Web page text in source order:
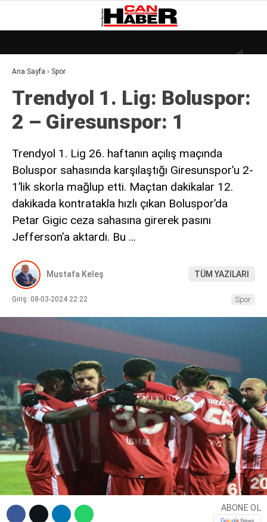
WhatsApp İhbar Hattı
Facebook
Instagram
20.2°
GALERİ
DÜNYA
EKONOMI
KÜLÜR – SANAT
MAGAZIN
SAĞLIK
POLITIKA
ASAYIŞ
DIĞER
Ana Sayfa › Spor
Trendyol 1. Lig: Boluspor:
2 – Giresunspor: 1
Trendyol 1. Lig 26. haftanın açılış maçında
Boluspor sahasında karşılaştığı Giresunspor’u 2-
1’lik skorla mağlup etti. Maçtan dakikalar 12.
dakikada kontratakla hızlı çıkan Boluspor’da
Petar Gigic ceza sahasına girerek pasını
Jefferson’a aktardı. Bu …
Mustafa Keleş TÜM YAZILARI
Giriş: 08-03-2024 22:22 Spor
ABONE OL